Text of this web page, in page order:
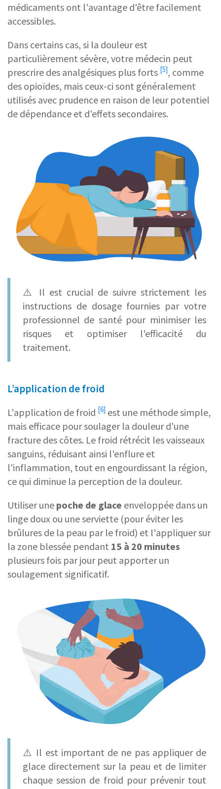
médicaments ont l'avantage d'être facilement
accessibles.
Dans certains cas, si la douleur est
particulièrement sévère, votre médecin peut
prescrire des analgésiques plus forts [5], comme
des opioïdes, mais ceux-ci sont généralement
utilisés avec prudence en raison de leur potentiel
de dépendance et d'effets secondaires.
⚠️ Il est crucial de suivre strictement les
instructions de dosage fournies par votre
professionnel de santé pour minimiser les
risques et optimiser l'efficacité du
traitement.
L’application de froid
L'application de froid [6] est une méthode simple,
mais efficace pour soulager la douleur d'une
fracture des côtes. Le froid rétrécit les vaisseaux
sanguins, réduisant ainsi l'enflure et
l'inflammation, tout en engourdissant la région,
ce qui diminue la perception de la douleur.
Utiliser une poche de glace enveloppée dans un
linge doux ou une serviette (pour éviter les
brûlures de la peau par le froid) et l'appliquer sur
la zone blessée pendant 15 à 20 minutes
plusieurs fois par jour peut apporter un
soulagement significatif.
⚠️ Il est important de ne pas appliquer de
glace directement sur la peau et de limiter
chaque session de froid pour prévenir tout